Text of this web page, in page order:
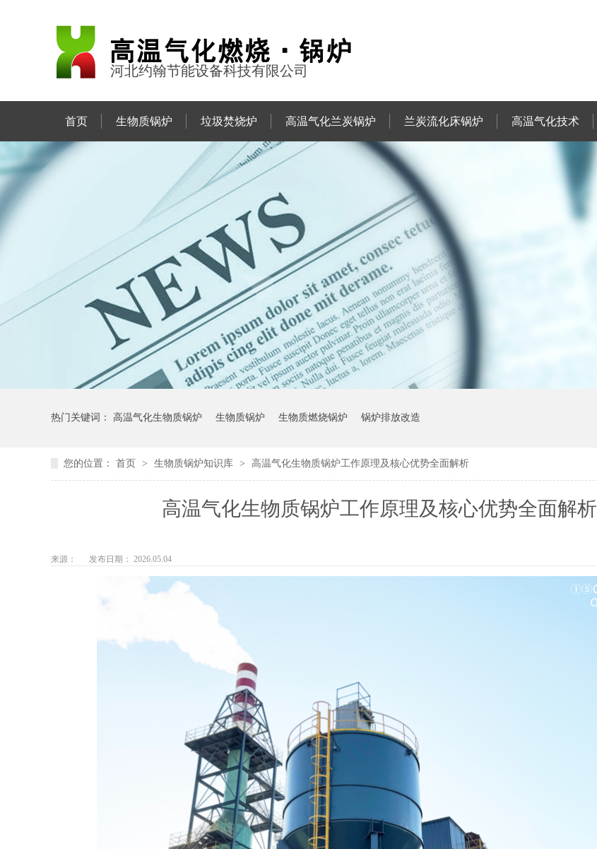
河北约翰节能设备科技有限公司
首页 生物质锅炉 垃圾焚烧炉 高温气化兰炭锅炉 兰炭流化床锅炉 高温气化技术
热门关键词： 高温气化生物质锅炉 生物质锅炉 生物质燃烧锅炉 锅炉排放改造
您的位置： 首页 > 生物质锅炉知识库 > 高温气化生物质锅炉工作原理及核心优势全面解析
高温气化生物质锅炉工作原理及核心优势全面解析
来源： 发布日期： 2026.05.04